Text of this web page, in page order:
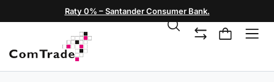
Raty 0% – Santander Consumer Bank.